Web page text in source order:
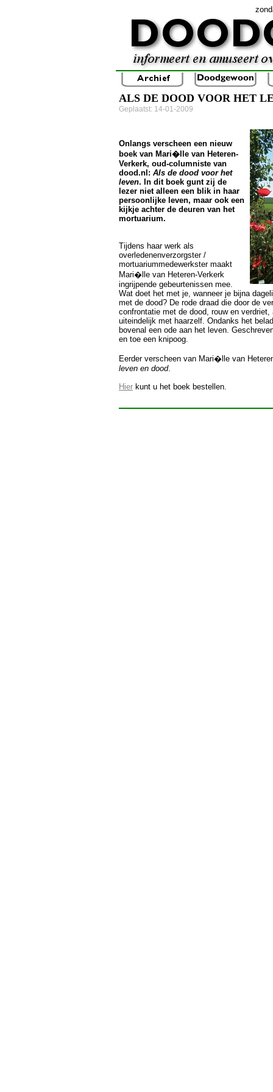
ALS DE DOOD VOOR HET
Geplaatst: 14-01-2009
Onlangs verscheen een nieuw
boek van Mari�lle van Heteren-
Verkerk, oud-columniste van
dood.nl: Als de dood voor het
leven. In dit boek gunt zij de
lezer niet alleen een blik in haar
persoonlijke leven, maar ook een
kijkje achter de deuren van het
mortuarium.
Tijdens haar werk als
overledenenverzorgster /
mortuariummedewerkster maakt
Mari�lle van Heteren-Verkerk
ingrijpende gebeurtenissen mee.
Wat doet het met je, wanneer je bijna
met de dood? De rode draad die door de
confrontatie met de dood, rouw en verdriet,
uiteindelijk met haarzelf. Ondanks het
bovenal een ode aan het leven.
en toe een knipoog.
Eerder verscheen van Mari�lle van
leven en dood.
Hier kunt u het boek bestellen.